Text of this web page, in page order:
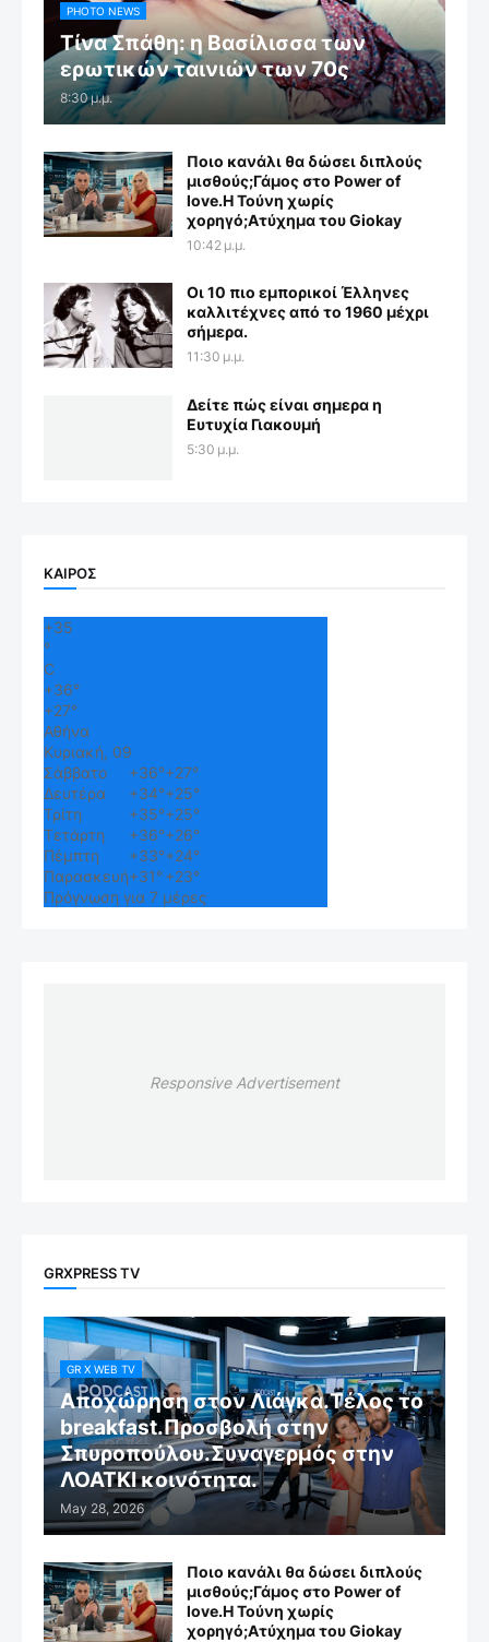
PHOTO NEWS
Τίνα Σπάθη: η Βασίλισσα των
ερωτικών ταινιών των 70ς
8:30 μ.μ.
Ποιο κανάλι θα δώσει διπλούς
μισθούς;Γάμος στο Power of
love.Η Τούνη χωρίς
χορηγό;Aτύχημα του Giokay
10:42 μ.μ.
Οι 10 πιο εμπορικοί Έλληνες
καλλιτέχνες από το 1960 μέχρι
σήμερα.
11:30 μ.μ.
Δείτε πώς είναι σημερα η
Ευτυχία Γιακουμή
5:30 μ.μ.
ΚΑΙΡΟΣ
+35
°
C
+36°
+27°
Αθήνα
Κυριακή, 09
Σάββατο
+36°+27°
Δευτέρα
+34°+25°
Τρίτη
+35°+25°
Τετάρτη
+36°+26°
Πέμπτη
+33°+24°
Παρασκευή+31°+23°
Πρόγνωση για 7 μέρες
Responsive Advertisement
GRXPRESS TV
GR X WEB TV
Αποχώρηση στον Λιάγκα.Τέλος το
breakfast.Προσβολή στην
Σπυροπούλου.Συναγερμός στην
ΛΟΑΤΚΙ κοινότητα.
May 28, 2026
Ποιο κανάλι θα δώσει διπλούς
μισθούς;Γάμος στο Power of
love.Η Τούνη χωρίς
χορηγό;Aτύχημα του Giokay